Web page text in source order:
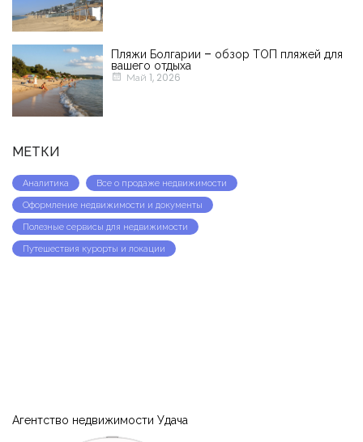
Пляжи Болгарии – обзор ТОП пляжей для
вашего отдыха
Май 1, 2026
МЕТКИ
Аналитика
Все о продаже недвижимости
Оформление недвижимости и документы
Полезные сервисы для недвижимости
Путешествия курорты и локации
Агентство недвижимости Удача
Запомнить